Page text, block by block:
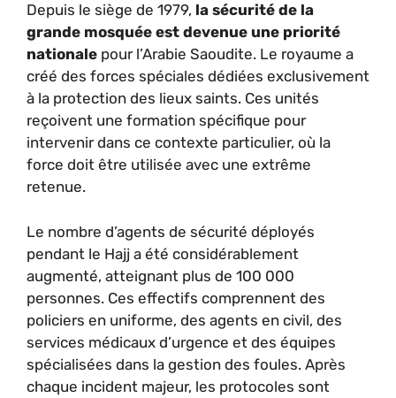
Depuis le siège de 1979, la sécurité de la
grande mosquée est devenue une priorité
nationale pour l’Arabie Saoudite. Le royaume a
créé des forces spéciales dédiées exclusivement
à la protection des lieux saints. Ces unités
reçoivent une formation spécifique pour
intervenir dans ce contexte particulier, où la
force doit être utilisée avec une extrême
retenue.
Le nombre d’agents de sécurité déployés
pendant le Hajj a été considérablement
augmenté, atteignant plus de 100 000
personnes. Ces effectifs comprennent des
policiers en uniforme, des agents en civil, des
services médicaux d’urgence et des équipes
spécialisées dans la gestion des foules. Après
chaque incident majeur, les protocoles sont